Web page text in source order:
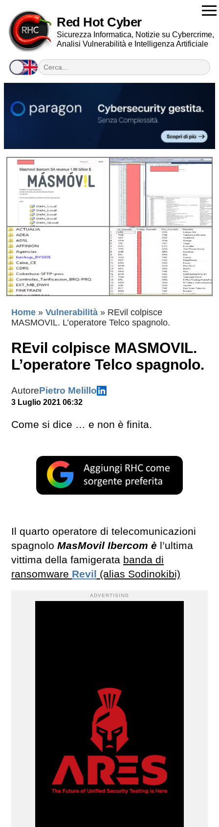
Red Hot Cyber
Sicurezza Informatica, Notizie su Cybercrime,
Analisi Vulnerabilità e Intelligenza Artificiale
Home » Vulnerabilità » REvil colpisce
MASMOVIL. L’operatore Telco spagnolo.
REvil colpisce MASMOVIL.
L’operatore Telco spagnolo.
AutorePietro Melillo
3 Luglio 2021 06:32
Come si dice … e non è finita.
Il quarto operatore di telecomunicazioni
spagnolo MasMovil Ibercom è l’ultima
vittima della famigerata banda di
ransomware Revil (alias Sodinokibi)
ADVERTISING